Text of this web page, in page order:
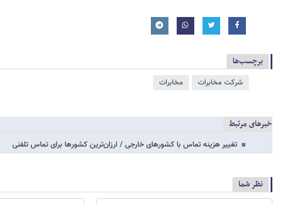
برچسب‌ها
شرکت مخابرات مخابرات
خبرهای مرتبط
تغییر هزینه‌ تماس با کشورهای خارجی / ارزان‌ترین کشورها برای تماس تلفنی
نظر شما